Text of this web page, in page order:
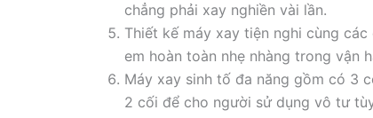
chẳng phải xay nghiền vài lần.
Thiết kế máy xay tiện nghi cùng
em hoàn toàn nhẹ nhàng trong vận
Máy xay sinh tố đa năng gồm có 3
2 cối để cho người sử dụng vô tư